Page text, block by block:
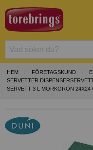
HEM FÖRETAGSKUND
SERVETTER
SERVETT 3 L MÖRKGRÖN 24X24